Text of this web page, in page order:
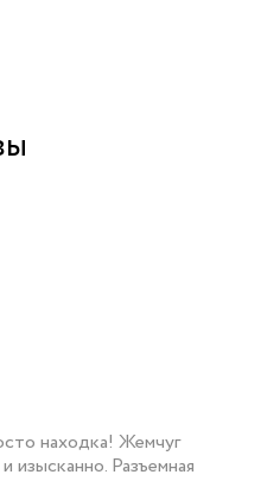
находка! Жемчуг
изысканно. Разъемная